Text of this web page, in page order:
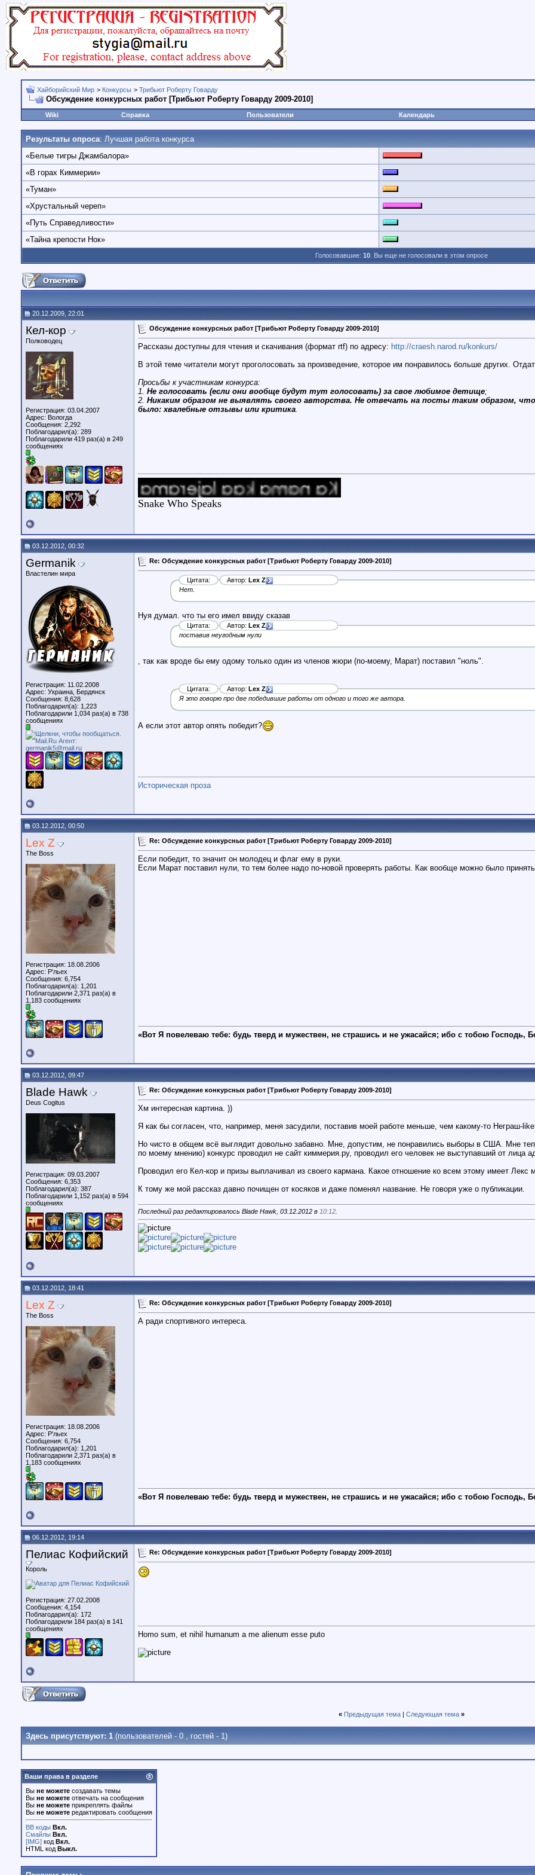
Хайборийский Мир > Конкурсы > Трибьют Роберту Говарду
Обсуждение конкурсных работ [Трибьют Роберту Говарду 2009-2010]
Wiki Справка Пользователи Календарь
Результаты опроса: Лучшая работа конкурса
«Белые тигры Джамбалора»
«В горах Киммерии»
«Туман»
«Хрустальный череп»
«Путь Справедливости»
«Тайна крепости Нок»
Голосовавшие: 10. Вы еще не голосовали в этом опросе
20.12.2009, 22:01
Кел-кор
Полководец
Регистрация: 03.04.2007
Адрес: Вологда
Сообщения: 2,292
Поблагодарил(а): 289
Поблагодарили 419 раз(а) в 249
сообщениях
Обсуждение конкурсных работ [Трибьют Роберту Говарду 2009-2010]
Рассказы доступны для чтения и скачивания (формат rtf) по адресу: http://craesh.narod.ru/konkurs/
В этой теме читатели могут проголосовать за произведение, которое им понравилось больше других.
Просьбы к участникам конкурса:
1. Не голосовать (если они вообще будут тут голосовать) за свое любимое детище;
2. Никаким образом не выявлять своего авторства. Не отвечать на посты таким образом,
было: хвалебные отзывы или критика.
Snake Who Speaks
03.12.2012, 00:32
Germanik
Властелин мира
Регистрация: 11.02.2008
Адрес: Украина, Бердянск
Сообщения: 8,628
Поблагодарил(а): 1,223
Поблагодарили 1,034 раз(а) в 738
сообщениях
Re: Обсуждение конкурсных работ [Трибьют Роберту Говарду 2009-2010]
Цитата: Автор: Lex Z
Нет.
Нуя думал. что ты его имел ввиду сказав
Цитата: Автор: Lex Z
поставив неугодным нули
, так как вроде бы ему одому только один из членов жюри (по-моему, Марат) поставил "ноль".
Цитата: Автор: Lex Z
Я это говорю про две победившие работы от одного и того же автора.
А если этот автор опять победит?
Историческая проза
03.12.2012, 00:50
Lex Z
The Boss
Регистрация: 18.08.2006
Адрес: Р'льех
Сообщения: 6,754
Поблагодарил(а): 1,201
Поблагодарили 2,371 раз(а) в
1,183 сообщениях
Re: Обсуждение конкурсных работ [Трибьют Роберту Говарду 2009-2010]
Если победит, то значит он молодец и флаг ему в руки.
Если Марат поставил нули, то тем более надо по-новой проверять работы. Как вообще можно было принять
«Вот Я повелеваю тебе: будь тверд и мужествен, не страшись и не ужасайся; ибо с тобою Господь,
03.12.2012, 09:47
Blade Hawk
Deus Cogitus
Регистрация: 09.03.2007
Сообщения: 6,353
Поблагодарил(а): 387
Поблагодарили 1,152 раз(а) в 594
сообщениях
Re: Обсуждение конкурсных работ [Трибьют Роберту Говарду 2009-2010]
Хм интересная картина. ))
Я как бы согласен, что, например, меня засудили, поставив моей работе меньше, чем какому-то Неграш-like
Но чисто в общем всё выглядит довольно забавно. Мне, допустим, не понравились выборы в США. Мне
по моему мнению) конкурс проводил не сайт киммерия.ру, проводил его человек не выступавший от лица
Проводил его Кел-кор и призы выплачивал из своего кармана. Какое отношение ко всем этому имеет Лекс
К тому же мой рассказ давно почищен от косяков и даже поменял название. Не говоря уже о публикации.
Последний раз редактировалось Blade Hawk, 03.12.2012 в 10:12
03.12.2012, 18:41
Lex Z
The Boss
Регистрация: 18.08.2006
Адрес: Р'льех
Сообщения: 6,754
Поблагодарил(а): 1,201
Поблагодарили 2,371 раз(а) в
1,183 сообщениях
Re: Обсуждение конкурсных работ [Трибьют Роберту Говарду 2009-2010]
А ради спортивного интереса.
«Вот Я повелеваю тебе: будь тверд и мужествен, не страшись и не ужасайся; ибо с тобою Господь,
06.12.2012, 19:14
Пелиас Кофийский
Король
Регистрация: 27.02.2008
Сообщения: 4,154
Поблагодарил(а): 172
Поблагодарили 184 раз(а) в 141
сообщениях
Re: Обсуждение конкурсных работ [Трибьют Роберту Говарду 2009-2010]
Homo sum, et nihil humanum a me alienum esse puto
« Предыдущая тема| Следующая тема »
Здесь присутствуют: 1 (пользователей - 0 , гостей - 1)
Ваши права в разделе
Вы не можете создавать темы
Вы не можете отвечать на сообщения
Вы не можете прикреплять файлы
Вы не можете редактировать сообщения
BB коды Вкл.
Смайлы Вкл.
[IMG] код Вкл.
HTML код Выкл.